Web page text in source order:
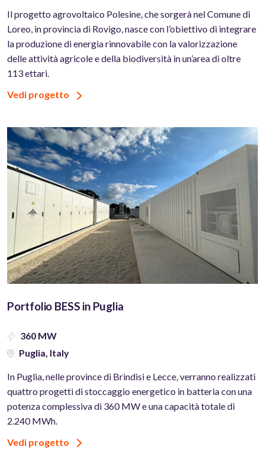
Il progetto agrovoltaico Polesine, che sorgerà nel Comune di
Loreo, in provincia di Rovigo, nasce con l’obiettivo di integrare
la produzione di energia rinnovabile con la valorizzazione
delle attività agricole e della biodiversità in un’area di oltre
113 ettari.
Vedi progetto
Portfolio BESS in Puglia
360 MW
Puglia, Italy
In Puglia, nelle province di Brindisi e Lecce, verranno realizzati
quattro progetti di stoccaggio energetico in batteria con una
potenza complessiva di 360 MW e una capacità totale di
2.240 MWh.
Vedi progetto